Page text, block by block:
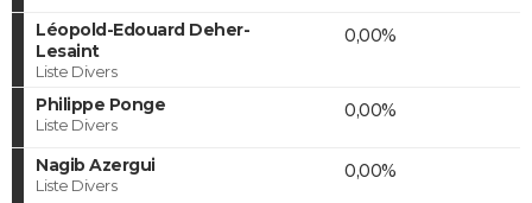
Léopold-Edouard Deher-
Lesaint
Liste Divers
0,00%
Philippe Ponge
Liste Divers
0,00%
Nagib Azergui
Liste Divers
0,00%